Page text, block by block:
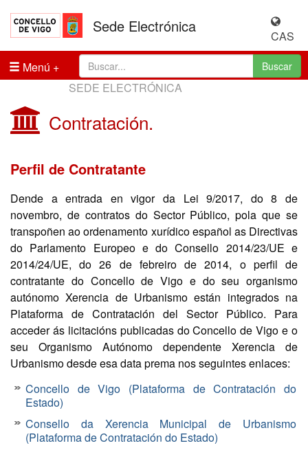
Sede Electrónica
CAS
Menú
Buscar
SEDE ELECTRÓNICA
Contratación.
Perfil de Contratante
Dende a entrada en vigor da Lei 9/2017, do 8 de
novembro, de contratos do Sector Público, pola que se
transpoñen ao ordenamento xurídico español as Directivas
do Parlamento Europeo e do Consello 2014/23/UE e
2014/24/UE, do 26 de febreiro de 2014, o perfil de
contratante do Concello de Vigo e do seu organismo
autónomo Xerencia de Urbanismo están integrados na
Plataforma de Contratación del Sector Público. Para
acceder ás licitacións publicadas do Concello de Vigo e o
seu Organismo Autónomo dependente Xerencia de
Urbanismo desde esa data prema nos seguintes enlaces:
Concello de Vigo (Plataforma de Contratación do
Estado)
Consello da Xerencia Municipal de Urbanismo
(Plataforma de Contratación do Estado)